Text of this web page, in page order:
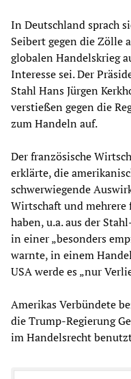
In Deutschland sprach
Seibert gegen die Zölle
globalen Handelskrieg
Interesse sei. Der
Stahl Hans Jürgen
verstießen gegen die
zum Handeln auf.
Der französische
erklärte, die
schwerwiegende
Wirtschaft und mehrere
haben, u.a. aus der
in einer „besonders
warnte, in einem
USA werde es „nur
Amerikas Verbündete
die Trump-Regierung
im Handelsrecht